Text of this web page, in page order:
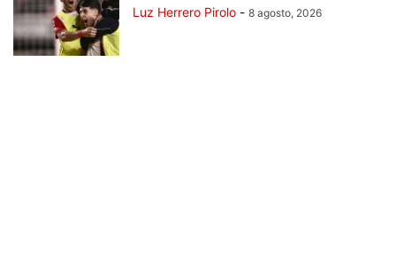
Luz Herrero Pirolo - 8 agosto, 2026